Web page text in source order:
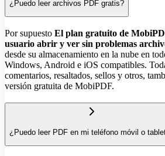
¿Puedo leer archivos PDF gratis?
Por supuesto El plan gratuito de
usuario abrir y ver sin problemas
desde su almacenamiento en la nube en
Windows, Android e iOS compatibles.
comentarios, resaltados, sellos y otros,
versión gratuita de MobiPDF.
¿Puedo leer PDF en mi teléfono móvil o